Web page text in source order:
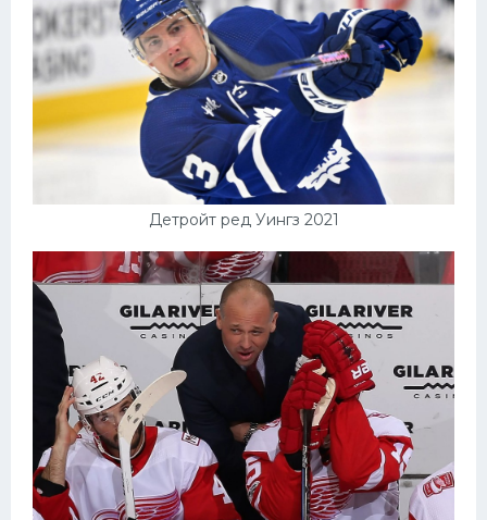
Детройт ред Уингз 2021